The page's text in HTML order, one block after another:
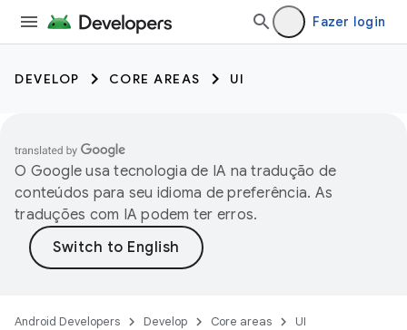
Fazer login
DEVELOP CORE AREAS UI
O Google usa tecnologia de IA na tradução de
conteúdos para seu idioma de preferência. As
traduções com IA podem ter erros.
Android Developers Develop Core areas
UI